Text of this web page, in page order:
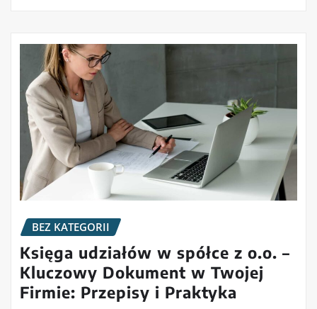
BEZ KATEGORII
Księga udziałów w spółce z o.o. –
Kluczowy Dokument w Twojej
Firmie: Przepisy i Praktyka